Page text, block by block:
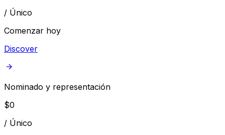
/ Único
Comenzar hoy
Discover
Nominado y representación
$0
/ Único